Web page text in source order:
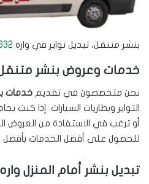
بنشر متنقل، تبديل تواير في واره
خدمات وعروض بنشر متنقل
نحن متخصصون في تقديم خدمات
التواير وبطاريات السيارات. إذا
أو ترغب في الاستفادة من العروض
للحصول على أفضل الخدمات بأفضل
تبديل بنشر أمام المنزل واره